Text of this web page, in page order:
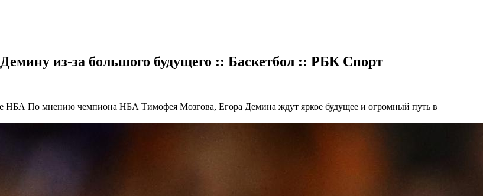
из-за большого будущего :: Баскетбол :: РБК Спорт
НБА По мнению чемпиона НБА Тимофея Мозгова, Егора Демина ждут яркое будущее и огромный путь в